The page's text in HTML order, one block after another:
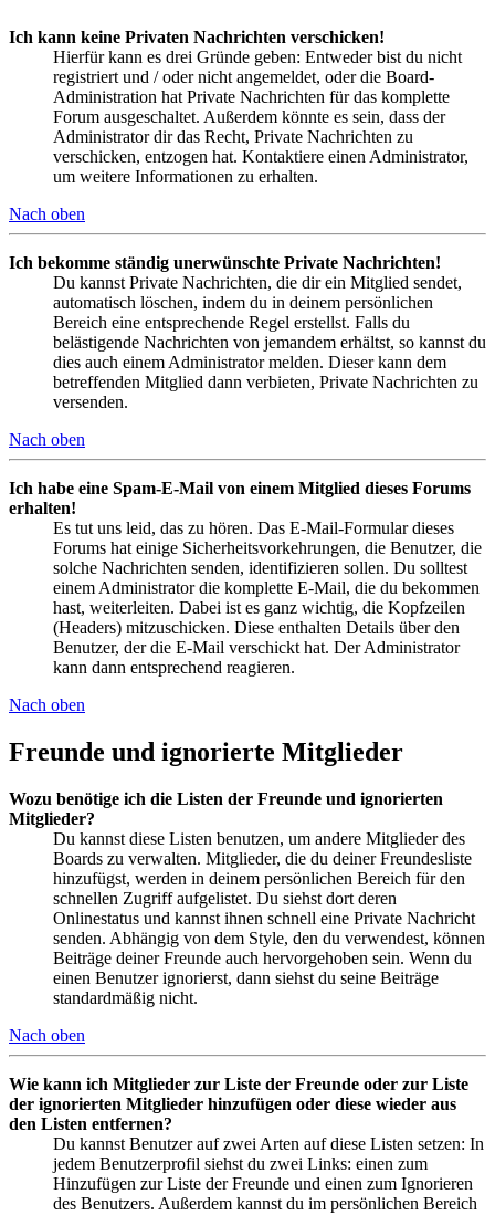
Ich kann keine Privaten Nachrichten verschicken!
Hierfür kann es drei Gründe geben: Entweder bist du nicht
registriert und / oder nicht angemeldet, oder die Board-
Administration hat Private Nachrichten für das komplette
Forum ausgeschaltet. Außerdem könnte es sein, dass der
Administrator dir das Recht, Private Nachrichten zu
verschicken, entzogen hat. Kontaktiere einen Administrator,
um weitere Informationen zu erhalten.
Nach oben
Ich bekomme ständig unerwünschte Private Nachrichten!
Du kannst Private Nachrichten, die dir ein Mitglied sendet,
automatisch löschen, indem du in deinem persönlichen
Bereich eine entsprechende Regel erstellst. Falls du
belästigende Nachrichten von jemandem erhältst, so kannst du
dies auch einem Administrator melden. Dieser kann dem
betreffenden Mitglied dann verbieten, Private Nachrichten zu
versenden.
Nach oben
Ich habe eine Spam-E-Mail von einem Mitglied dieses Forums
erhalten!
Es tut uns leid, das zu hören. Das E-Mail-Formular dieses
Forums hat einige Sicherheitsvorkehrungen, die Benutzer, die
solche Nachrichten senden, identifizieren sollen. Du solltest
einem Administrator die komplette E-Mail, die du bekommen
hast, weiterleiten. Dabei ist es ganz wichtig, die Kopfzeilen
(Headers) mitzuschicken. Diese enthalten Details über den
Benutzer, der die E-Mail verschickt hat. Der Administrator
kann dann entsprechend reagieren.
Nach oben
Freunde und ignorierte Mitglieder
Wozu benötige ich die Listen der Freunde und ignorierten
Mitglieder?
Du kannst diese Listen benutzen, um andere Mitglieder des
Boards zu verwalten. Mitglieder, die du deiner Freundesliste
hinzufügst, werden in deinem persönlichen Bereich für den
schnellen Zugriff aufgelistet. Du siehst dort deren
Onlinestatus und kannst ihnen schnell eine Private Nachricht
senden. Abhängig von dem Style, den du verwendest, können
Beiträge deiner Freunde auch hervorgehoben sein. Wenn du
einen Benutzer ignorierst, dann siehst du seine Beiträge
standardmäßig nicht.
Nach oben
Wie kann ich Mitglieder zur Liste der Freunde oder zur Liste
der ignorierten Mitglieder hinzufügen oder diese wieder aus
den Listen entfernen?
Du kannst Benutzer auf zwei Arten auf diese Listen setzen: In
jedem Benutzerprofil siehst du zwei Links: einen zum
Hinzufügen zur Liste der Freunde und einen zum Ignorieren
des Benutzers. Außerdem kannst du im persönlichen Bereich